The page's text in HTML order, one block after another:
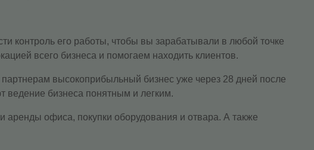
контроль его работы, чтобы вы зарабатывали в любой точке
всего бизнеса и помогаем находить клиентов.
высокоприбыльный бизнес уже через 28 дней после
ведение бизнеса понятным и легким.
офиса, покупки оборудования и отвара. А также